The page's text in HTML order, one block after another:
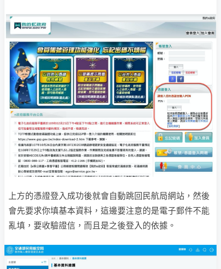
上方的憑證登入成功後就會自動跳回民航局網站，然後
會先要求你填基本資料，這邊要注意的是電子郵件不能
亂填，要收驗證信，而且是之後登入的依據。